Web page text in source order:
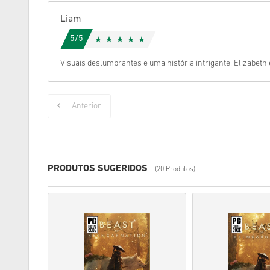
Liam
5/5
Visuais deslumbrantes e uma história intrigante.
Anterior
PRODUTOS SUGERIDOS (20 Produtos)